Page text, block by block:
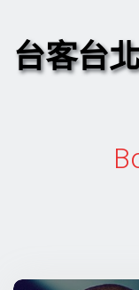
台客台